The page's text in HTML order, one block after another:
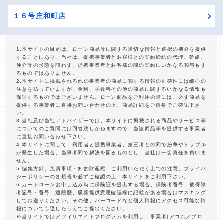
１６号庄和町店
1.本サイトの目的は、ローン商品等に関する適切な情報と選択の機会を提供
することにあり、当社は、提携事業者とお客様との契約締結の代理、斡旋、
仲介等の形態を問わず、提携事業者とお客様の間の契約にいかなる関与もす
るものではありません。
2.本サイトに掲載される他の事業者の商品に関する情報の正確性には細心の
注意を払っていますが、金利、手数料その他の商品に関するいかなる情報も
保証するものではございません。ローン商品をご利用の際には、必ず商品を
提供する事業者に直接お問い合わせの上、商品詳細をご自身でご確認下さ
い。
3.当社及び当社アドバイザーでは、本サイトに掲載される商品やサービス等
についてのご質問には回答致しかねますので、当該商品等を提供する事業者
に直接お問い合わせ下さい。
4.本サイトに関して、利用者と提携事業者、第三者との間で紛争やトラブル
が発生した場合、当事者間で解決を図るものとし、当社は一切責任を負いま
せん。
5.編集方針、免責事項・知的財産権、ご利用いただく上での注意、プライバ
シーポリシーの各規程を必ずご確認の上、本サイトをご利用下さい。
6.カードローンお申し込み時に保険証を提出する場合、保険者番号、被保険
者記号・番号、通院歴、臓器提供意思確認欄に記載がある場合はマスキング
してお送りください。その他、バーコードなど個人情報にアクセス可能な情
報についても隠したうえでご提出ください。
※当サイトではアフィリエイトプログラムを利用し、事業者(アコム／プロ